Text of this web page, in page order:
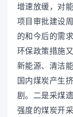
增速放缓，对
项目审批建设
的和今后的需
环保政策措施
新能源、清洁
国内煤炭产生
剧。二是采煤
强度的煤炭开